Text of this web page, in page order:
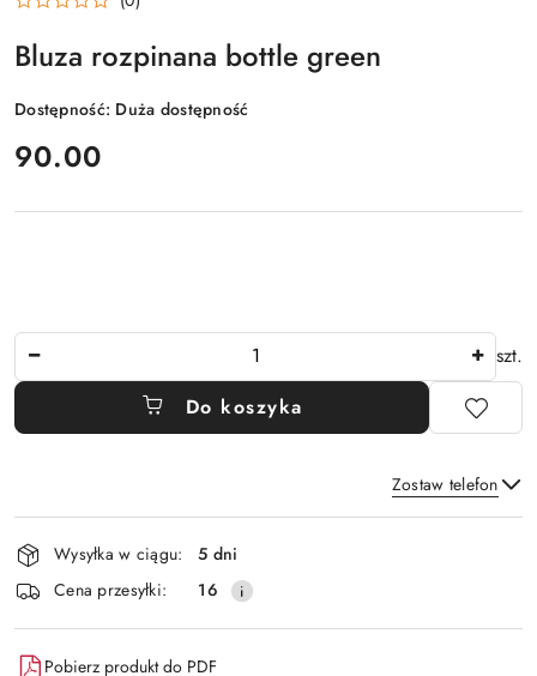
Bluza rozpinana bottle green
Dostępność: Duża dostępność
cena:
90.00
szt.
Do koszyka
Zostaw telefon
Wyślij
Dostępność
i
dostawa
Wysyłka w ciągu:
5 dni
Cena przesyłki:
16
Pobierz produkt do PDF